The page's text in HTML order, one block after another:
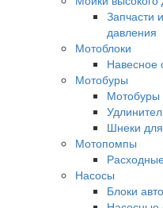
Запчасти
давления
Мотоблоки
Навесное
Мотобуры
Мотобуры
Шнеки
Мотопомпы
Насосы
Блоки